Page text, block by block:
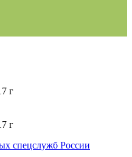
г
г
спецслужб России